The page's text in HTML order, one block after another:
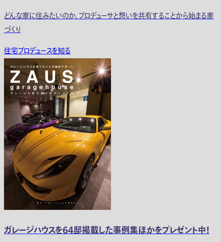
どんな家に住みたいのか、プロデューサと想いを共有することから始まる家
づくり
住宅プロデュースを知る
ガレージハウスを64邸掲載した事例集ほかをプレゼント中！